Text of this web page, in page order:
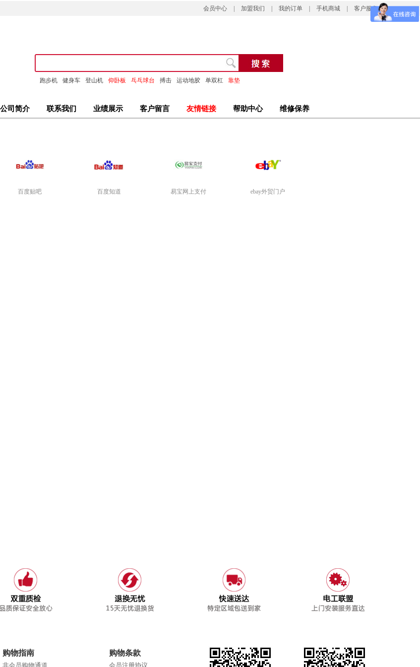
会员中心 加盟我们 我的订单 手机商城 客户服务
跑步机 健身车 登山机 仰卧板 乓乓球台 搏击 运动地胶 单双杠 靠垫
公司简介 联系我们 业绩展示 客户留言 友情链接 帮助中心 维修保养
百度贴吧 百度知道 易宝网上支付 ebay外贸门户
购物指南
非会员购物通道
购物条款
会员注册协议